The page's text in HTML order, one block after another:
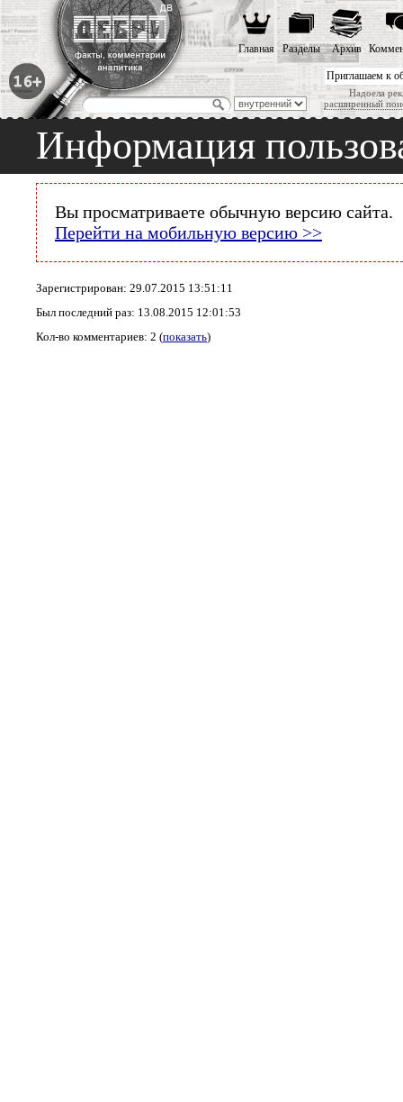
Приглашаем к
Надоела
расширенный
Главная Разделы Архив
Информация
Вы просматриваете обычную версию сайта.
Перейти на мобильную версию >>
Зарегистрирован: 29.07.2015 13:51:11
Был последний раз: 13.08.2015 12:01:53
Кол-во комментариев: 2 (показать)